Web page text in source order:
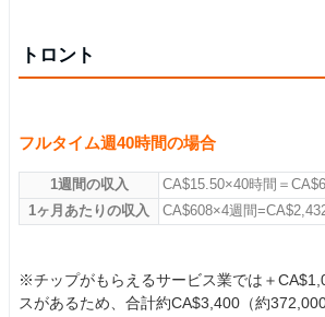
トロント
フルタイム週40時間の場合
1週間の収入
CA$15.50×40時間＝
1ヶ月あたりの収入
CA$608×4週間
※チップがもらえるサービス業では＋
スがあるため、合計約CA$3,400（約